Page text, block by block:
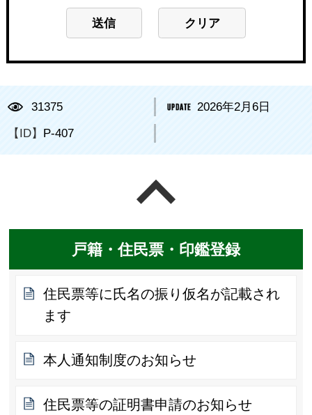
31375 2026年2月6日
【ID】 P-407
戸籍・住民票・印鑑登録
住民票等に氏名の振り仮名が記載され
ます
本人通知制度のお知らせ
住民票等の証明書申請のお知らせ